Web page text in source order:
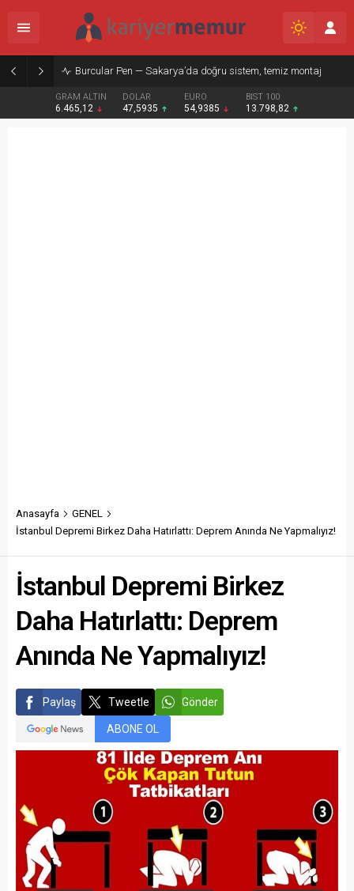
Burcular Pen — Sakarya’da doğru sistem, temiz montaj
GRAM ALTIN
6.465,12
DOLAR
47,5935
EURO
54,9385
BIST 100
13.798,82
Anasayfa
GENEL
İstanbul Depremi Birkez Daha Hatırlattı: Deprem Anında Ne Yapmalıyız!
İstanbul Depremi Birkez
Daha Hatırlattı: Deprem
Anında Ne Yapmalıyız!
Paylaş Tweetle Gönder
ABONE OL